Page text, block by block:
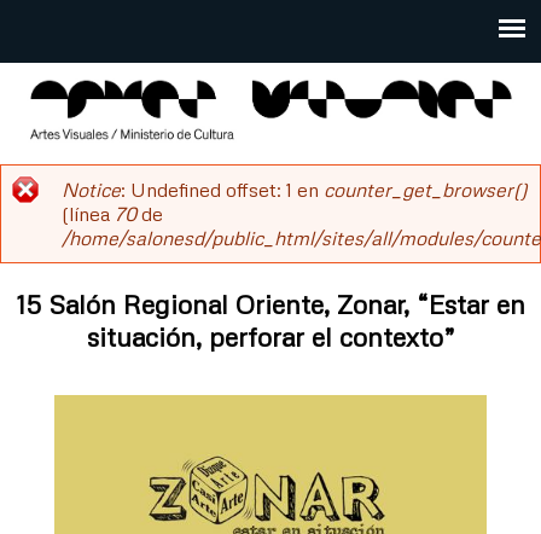
Main
menu
al
contenido
principal
salonesdeartistas
Mensaje
de
error
Notice: Undefined offset: 1 en counter_get_browser()
(línea 70de
/home/salonesd/public_html/sites/all/modules/
15 Salón Regional Oriente, Zonar, “Estar en
situación, perforar el contexto”